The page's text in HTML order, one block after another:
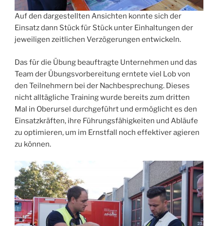
Auf den dargestellten Ansichten konnte sich der
Einsatz dann Stück für Stück unter Einhaltungen der
jeweiligen zeitlichen Verzögerungen entwickeln.
Das für die Übung beauftragte Unternehmen und das
Team der Übungsvorbereitung erntete viel Lob von
den Teilnehmern bei der Nachbesprechung. Dieses
nicht alltägliche Training wurde bereits zum dritten
Mal in Oberursel durchgeführt und ermöglicht es den
Einsatzkräften, ihre Führungsfähigkeiten und Abläufe
zu optimieren, um im Ernstfall noch effektiver agieren
zu können.